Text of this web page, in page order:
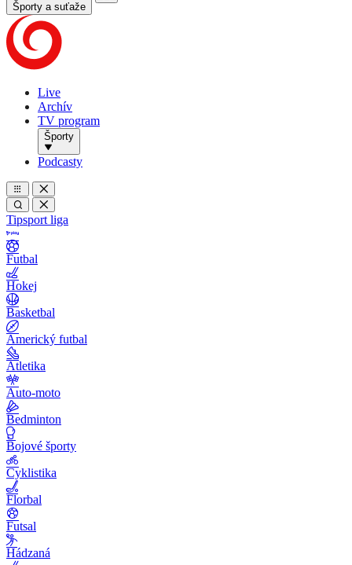
Športy a suťaže
Live
Archív
TV program
Športy
Podcasty
Tipsport liga
Futbal
Hokej
Basketbal
Americký futbal
Atletika
Auto-moto
Bedminton
Bojové športy
Cyklistika
Florbal
Futsal
Hádzaná